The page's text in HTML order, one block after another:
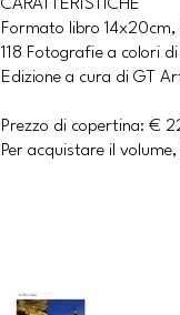
CARATTERISTICHE
Formato libro
118 Fotografie a colori
Edizione a cura di GT
Prezzo di copertina: €
Per acquistare il volume,